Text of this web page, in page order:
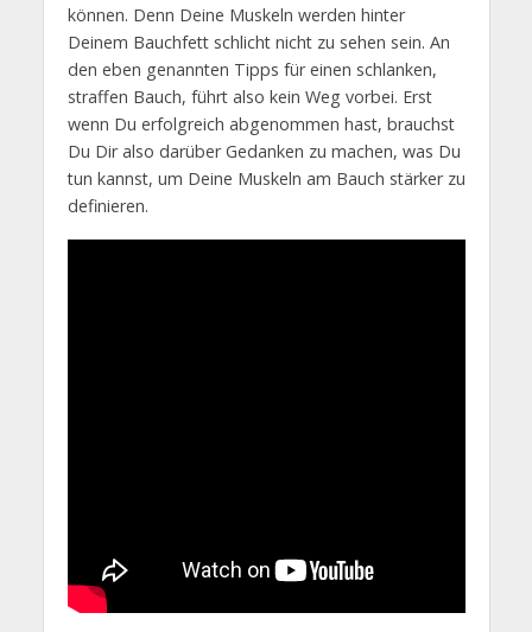
können. Denn Deine Muskeln werden hinter
Deinem Bauchfett schlicht nicht zu sehen sein. An
den eben genannten Tipps für einen schlanken,
straffen Bauch, führt also kein Weg vorbei. Erst
wenn Du erfolgreich abgenommen hast, brauchst
Du Dir also darüber Gedanken zu machen, was Du
tun kannst, um Deine Muskeln am Bauch stärker zu
definieren.